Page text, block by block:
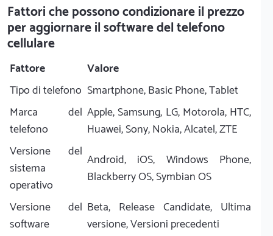
Fattori che possono condizionare il prezzo
per aggiornare il software del telefono
cellulare
Fattore
Valore
Tipo di telefono Smartphone, Basic Phone, Tablet
Marca del
telefono
Apple, Samsung, LG, Motorola, HTC,
Huawei, Sony, Nokia, Alcatel, ZTE
Versione del
sistema
operativo
Android, iOS, Windows Phone,
Blackberry OS, Symbian OS
Versione del
software
Beta, Release Candidate, Ultima
versione, Versioni precedenti